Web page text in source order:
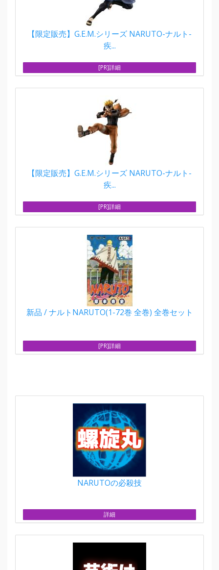
【限定販売】G.E.M.シリーズ NARUTO-ナルト-
疾...
[PR]詳細
【限定販売】G.E.M.シリーズ NARUTO-ナルト-
疾...
[PR]詳細
新品 / ナルトNARUTO(1-72巻 全巻) 全巻セット
[PR]詳細
NARUTOの必殺技
詳細